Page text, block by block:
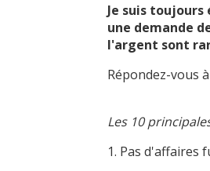
Je suis
une demande
l'argent sont
Répondez-vous
Les 10
1. Pas d'affaires